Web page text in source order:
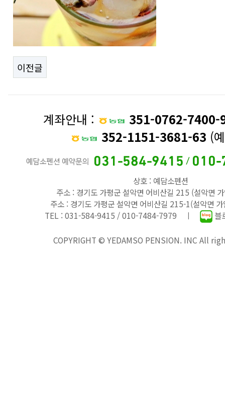
이전글
계좌안내 :
351-0762-7400-
352-1151-3681-63 (
상호 : 예담소펜션
주소 : 경기도 가평군 설악면 어비산길 215 (설악면
주소 : 경기도 가평군 설악면 어비산길 215-1(설악면
TEL : 031-584-9415 / 010-7484-7979 ㅣ
블
COPYRIGHT © YEDAMSO PENSION. INC All